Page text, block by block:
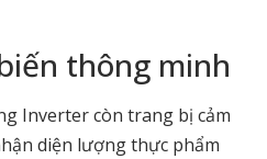
thông minh
Inverter còn trang bị cảm
diện lượng thực phẩm